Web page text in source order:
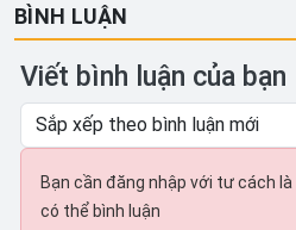
BÌNH LUẬN
Viết bình luận của bạn
Bạn cần đăng nhập với tư cách là
có thể bình luận